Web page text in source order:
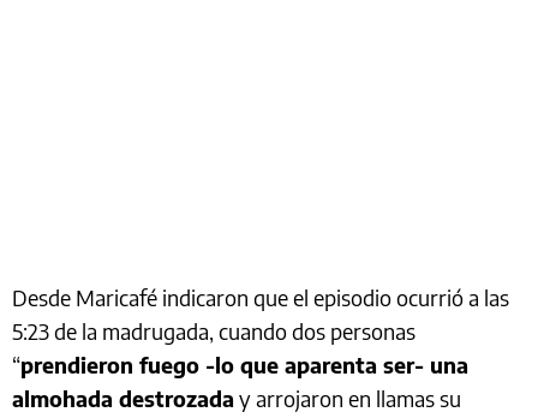
Desde Maricafé indicaron que el episodio ocurrió a las
5:23 de la madrugada, cuando dos personas
“prendieron fuego -lo que aparenta ser- una
almohada destrozada y arrojaron en llamas su